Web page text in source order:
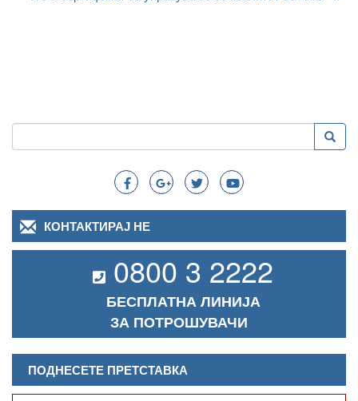
Search
Пребарување
КОНТАКТИРАЈ НЕ
0800 3 2222
БЕСПЛАТНА ЛИНИЈА
ЗА ПОТРОШУВАЧИ
ПОДНЕСЕТЕ ПРЕТСТАВКА